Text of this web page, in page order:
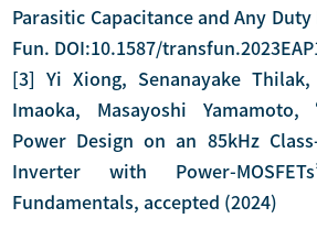
Parasitic Capacitance and Any Duty
Fun. DOI:10.1587/
[3] Yi Xiong, Senanayake
Imaoka, Masayoshi Yamamoto,
Power Design on an 85kHz
Inverter with Power-
Fundamentals, accepted (2024)